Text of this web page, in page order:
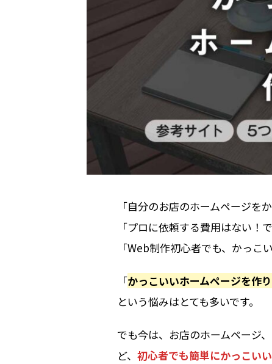
「自分のお店のホームページを
「プロに依頼する費用はない！
「Web制作初心者でも、かっこ
「かっこいいホームページを作
という悩みはとても多いです。
でも今は、お店のホームページ
ど、 初心者でも簡単にかっこい